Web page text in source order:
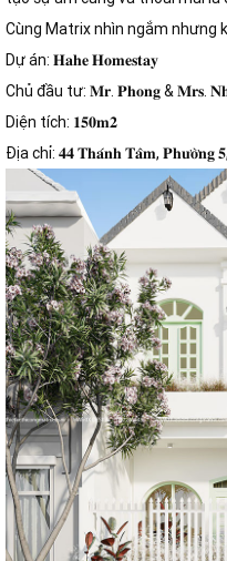
Cùng Matrix nhìn ngắm nhưng
Dự án: 𝐇𝐚𝐡𝐞 𝐇𝐨𝐦𝐞𝐬𝐭𝐚𝐲
Chủ đầu tư: 𝐌𝐫. 𝐏𝐡𝐨𝐧𝐠 & 𝐌𝐫𝐬.
Diện tích: 𝟏𝟓𝟎𝐦𝟐
Địa chỉ: 𝟒𝟒 𝐓𝐡𝐚́𝐧𝐡 𝐓𝐚̂𝐦, 𝐏𝐡𝐮̛𝐨̛̀𝐧𝐠